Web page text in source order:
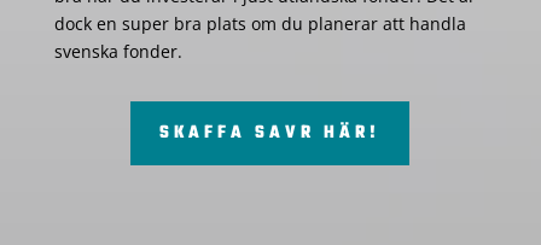
dock en super bra plats om du planerar att handla
svenska fonder.
SKAFFA SAVR HÄR!